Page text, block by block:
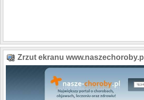
Zrzut ekranu www.naszechoroby.pl